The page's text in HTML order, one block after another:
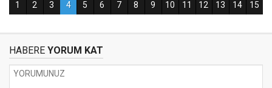
HABERE YORUM KAT